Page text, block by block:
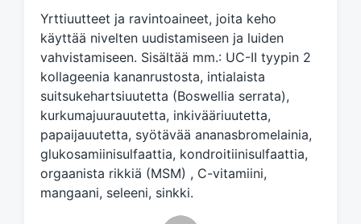
d
w
i
t
h
Yrttiuutteet ja ravintoaineet, joita keho
käyttää nivelten uudistamiseen ja luiden
vahvistamiseen. Sisältää mm.: UC-II tyypin 2
kollageenia kananrustosta, intialaista
suitsukehartsiuutetta (Boswellia serrata),
kurkumajuurauutetta, inkivääriuutetta,
papaijauutetta, syötävää ananasbromelainia,
glukosamiinisulfaattia, kondroitiinisulfaattia,
orgaanista rikkiä (MSM) , C-vitamiini,
mangaani, seleeni, sinkki.